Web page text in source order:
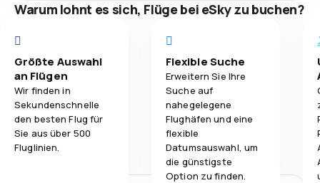
Warum lohnt es sich, Flüge bei eSky zu buchen?
Größte Auswahl
an Flügen
Wir finden in
Sekundenschnelle
den besten Flug für
Sie aus über 500
Fluglinien.
Flexible Suche
Erweitern Sie Ihre
Suche auf
nahegelegene
Flughäfen und eine
flexible
Datumsauswahl, um
die günstigste
Option zu finden.